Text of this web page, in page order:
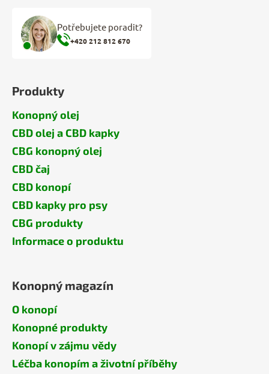
Potřebujete poradit?
+420 212 812 670
Produkty
Konopný olej
CBD olej a CBD kapky
CBG konopný olej
CBD čaj
CBD konopí
CBD kapky pro psy
CBG produkty
Informace o produktu
Konopný magazín
O konopí
Konopné produkty
Konopí v zájmu vědy
Léčba konopím a životní příběhy